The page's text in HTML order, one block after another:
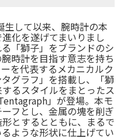
して以来、腕時計の本
化を遂げてまいりまし
「獅子」をブランドのシ
時計を目指す意志を持ち
を代表するメカニカルク
グラフ」を搭載し、「獅
るスタイルをまとったス
」が登場。本モ
フとし、金属の塊を削ぎ
とするとともに、まるで
ような形状に仕上げてい